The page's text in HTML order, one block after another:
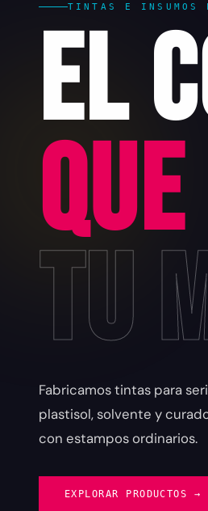
TINTAS E INSUMOS
El
tu
Fabricamos tintas para
plastisol, solvente y
con estampos ordinarios.
EXPLORAR PRODUCTOS →